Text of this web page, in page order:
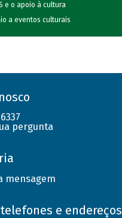
e o apoio à cultura
a eventos culturais
pergunta
mensagem
e endereços